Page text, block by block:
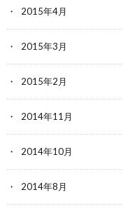
2015年4月
2015年3月
2015年2月
2014年11月
2014年10月
2014年8月